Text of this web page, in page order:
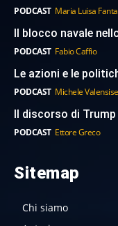
PODCAST Maria Luisa
Il blocco navale
PODCAST Fabio Caffio
Le azioni e le
PODCAST Michele Valensise
Il discorso di
PODCAST Ettore Greco
Sitemap
Chi siamo